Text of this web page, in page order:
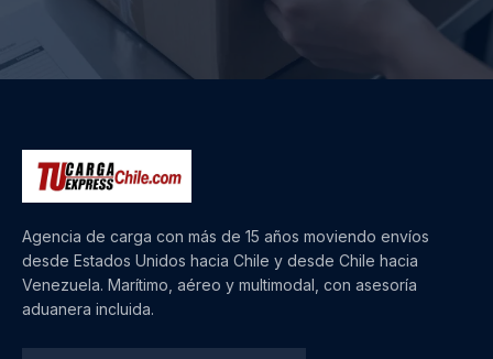
Agencia de carga con más de 15 años moviendo envíos
desde Estados Unidos hacia Chile y desde Chile hacia
Venezuela. Marítimo, aéreo y multimodal, con asesoría
aduanera incluida.